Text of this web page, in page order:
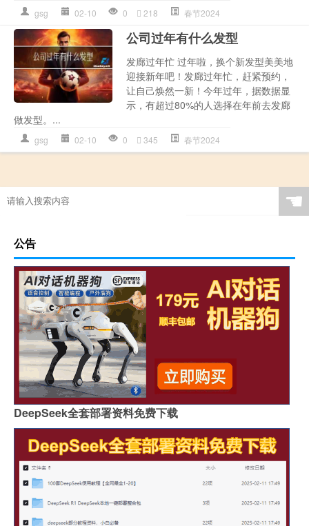
gsg 02-10 0 218 春节2024
公司过年有什么发型
发廊过年忙 过年啦，换个新发型美美地
迎接新年吧！发廊过年忙，赶紧预约，
让自己焕然一新！今年过年，据数据显
示，有超过80%的人选择在年前去发廊
做发型。...
gsg 02-10 0 345 春节2024
☚
公告
DeepSeek全套部署资料免费下载